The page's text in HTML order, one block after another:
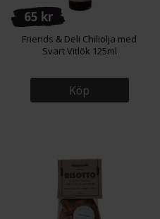
65 kr
Friends & Deli Chiliolja med
Svart Vitlök 125ml
Köp